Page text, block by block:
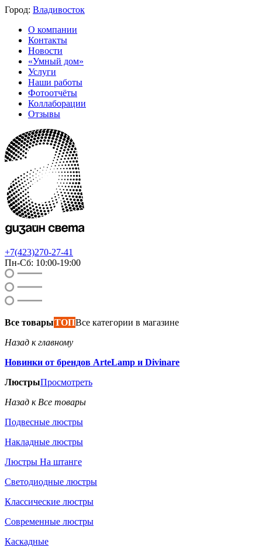
Город: Владивосток
О компании
Контакты
Новости
«Умный дом»
Услуги
Наши работы
Фотоотчёты
Коллаборации
Отзывы
+7(423)270-27-41
Пн-Сб: 10:00-19:00
Все товарыТОПВсе категории в магазине
Назад к главному
Новинки от брендов ArteLamp и Divinare
ЛюстрыПросмотреть
Назад к Все товары
Подвесные люстры
Накладные люстры
Люстры На штанге
Светодиодные люстры
Классические люстры
Современные люстры
Каскадные